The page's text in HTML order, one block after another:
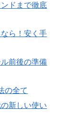
ドまで徹底
ら！安く手
前後の準備
の全て
新しい使い